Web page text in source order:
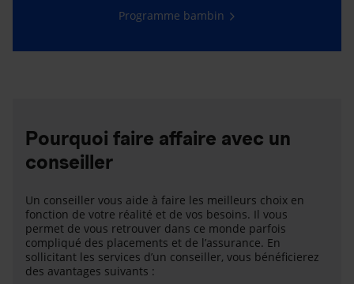
Programme bambin
Pourquoi faire affaire avec un
conseiller
Un conseiller vous aide à faire les meilleurs choix en
fonction de votre réalité et de vos besoins. Il vous
permet de vous retrouver dans ce monde parfois
compliqué des placements et de l’assurance. En
sollicitant les services d’un conseiller, vous bénéficierez
des avantages suivants :